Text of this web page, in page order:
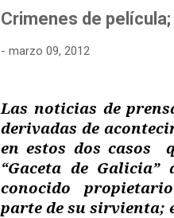
Crimenes de
- marzo 09, 2012
Las noticias de
derivadas de
en estos dos casos
“Gaceta de
conocido
parte de su sirvienta;